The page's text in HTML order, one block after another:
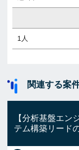
1人
関連する案
【分析基盤エン
テム構築リード